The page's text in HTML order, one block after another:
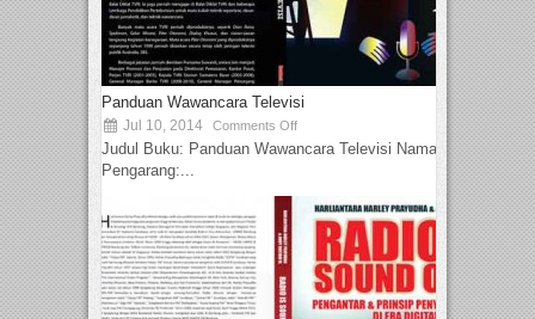
Panduan Wawancara Televisi
Jul 10, 2014 Comments Off
Judul Buku: Panduan Wawancara Televisi Nama
Pengarang:...